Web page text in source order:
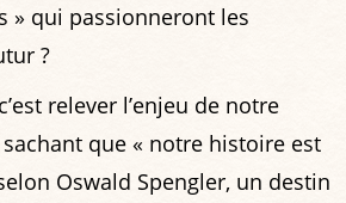
» qui passionneront les
?
relever l’enjeu de notre
que « notre histoire est
Oswald Spengler, un destin